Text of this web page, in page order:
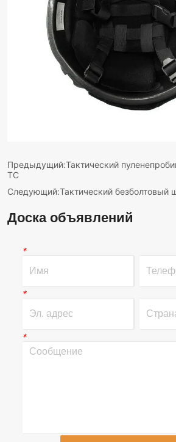
Предыдущий:Тактический
TC
Следующий:Тактический безболтовый
Доска объявлений
*
*
*